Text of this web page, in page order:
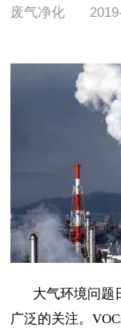
废气净化
大气环境问题
广泛的关注。